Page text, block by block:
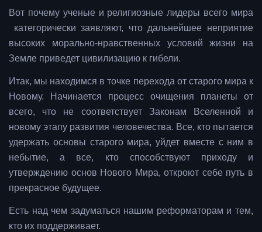
Вот почему ученые и религиозные лидеры всего мира
категорически заявляют, что дальнейшее неприятие
высоких морально-нравственных условий жизни на
Земле приведет цивилизацию к гибели.
Итак, мы находимся в точке перехода от старого мира к
Новому. Начинается процесс очищения планеты от
всего, что не соответствует Законам Вселенной и
новому этапу развития человечества. Все, кто пытается
удержать основы старого мира, уйдет вместе с ним в
небытие, а все, кто способствуют приходу и
утверждению основ Нового Мира, откроют себе путь в
прекрасное будущее.
Есть над чем задуматься нашим реформаторам и тем,
кто их поддерживает.